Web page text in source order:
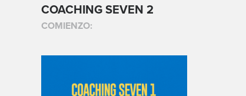
COACHING SEVEN 2
COMIENZO: